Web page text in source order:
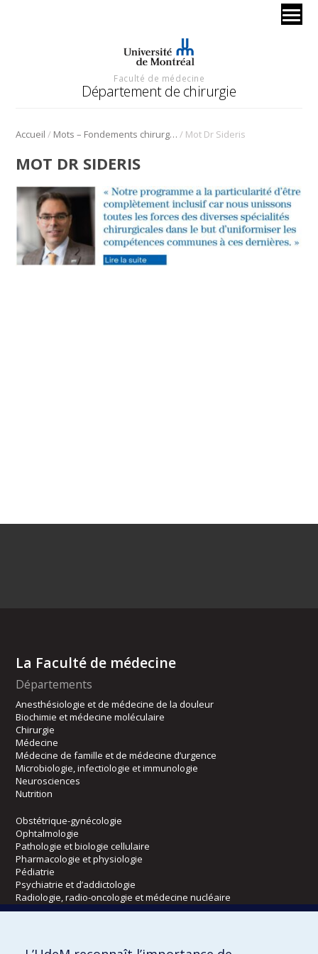
Faculté de médecine
Département de chirurgie
Accueil / Mots – Fondements chirurgicaux 2023 / Mot Dr Sideris
MOT DR SIDERIS
La Faculté de médecine
Départements
Anesthésiologie et de médecine de la douleur
Biochimie et médecine moléculaire
Chirurgie
Médecine
Médecine de famille et de médecine d’urgence
Microbiologie, infectiologie et immunologie
Neurosciences
Nutrition
Obstétrique-gynécologie
Ophtalmologie
Pathologie et biologie cellulaire
Pharmacologie et physiologie
Pédiatrie
Psychiatrie et d’addictologie
Radiologie, radio-oncologie et médecine nucléaire